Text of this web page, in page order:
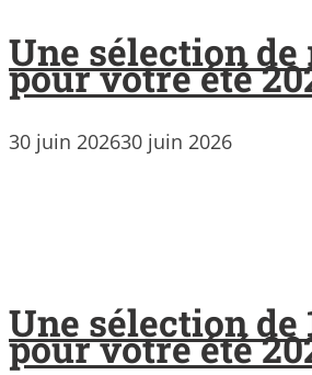
Une sélection de
pour votre été
30 juin 202630 juin 2026
Une sélection de
pour votre été